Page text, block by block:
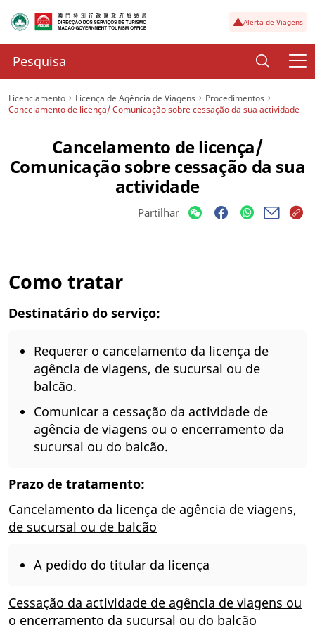
Alerta de Viagens
Licenciamento Licença de Agência de Viagens
Procedimentos
Cancelamento de licença/ Comunicação sobre cessação da sua actividade
Cancelamento de licença/
Comunicação sobre cessação da sua
actividade
Partilhar
Como tratar
Destinatário do serviço:
Requerer o cancelamento da licença de
agência de viagens, de sucursal ou de
balcão.
Comunicar a cessação da actividade de
agência de viagens ou o encerramento da
sucursal ou do balcão.
Prazo de tratamento:
Cancelamento da licença de agência de viagens,
de sucursal ou de balcão
A pedido do titular da licença
Cessação da actividade de agência de viagens ou
o encerramento da sucursal ou do balcão